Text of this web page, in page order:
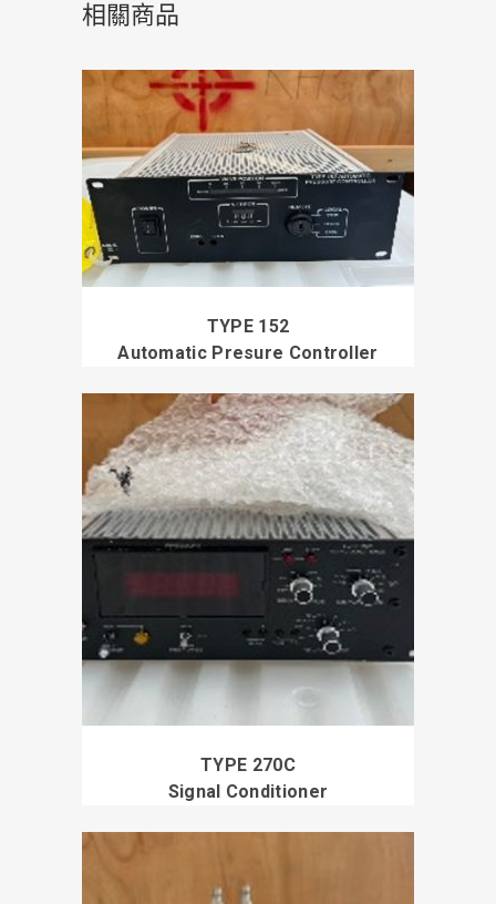
相關商品
TYPE 152
Automatic Presure Controller
TYPE 270C
Signal Conditioner